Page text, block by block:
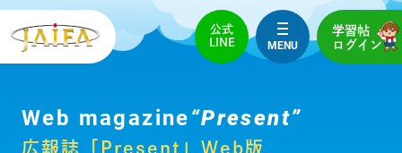
公式
LINE
MENU
学習帖
ログイン
Web magazine“Present”
広報誌「Present」Web版